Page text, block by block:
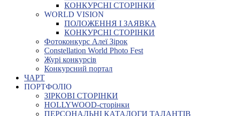
КОНКУРСНІ СТОРІНКИ
WORLD VISION
ПОЛОЖЕННЯ І ЗАЯВКА
КОНКУРСНІ СТОРІНКИ
Фотоконкурс Алеї Зірок
Constellation World Photo Fest
Журі конкурсів
Конкурсний портал
ЧАРТ
ПОРТФОЛІО
ЗІРКОВІ СТОРІНКИ
HOLLYWOOD-сторінки
ПЕРСОНАЛЬНІ КАТАЛОГИ ТАЛАНТІВ